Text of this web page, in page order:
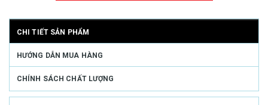
CHI TIẾT SẢN PHẨM
HƯỚNG DẪN MUA HÀNG
CHÍNH SÁCH CHẤT LƯỢNG